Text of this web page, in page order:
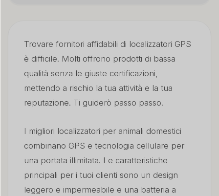
02
Qual è la portata di un localizzatore GPS per animali
Quanto dura solitamente la batteria di un localizzatore
per animali domestici?
animali domestici?
Trovare fornitori affidabili di localizzatori GPS
è difficile. Molti offrono prodotti di bassa
qualità senza le giuste certificazioni,
mettendo a rischio la tua attività e la tua
reputazione. Ti guiderò passo passo.
I migliori localizzatori per animali domestici
combinano GPS e tecnologia cellulare per
una portata illimitata. Le caratteristiche
principali per i tuoi clienti sono un design
leggero e impermeabile e una batteria a